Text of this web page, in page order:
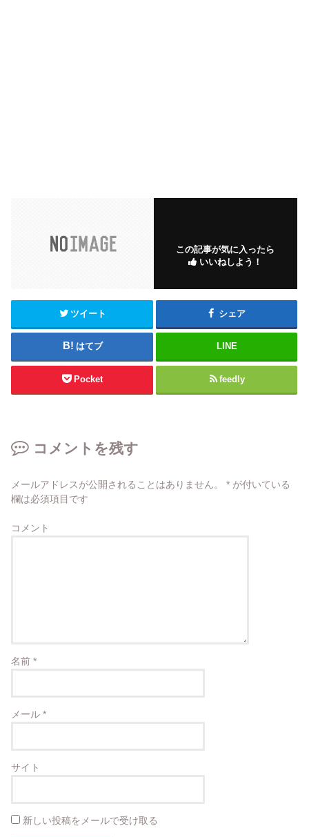
この記事が気に入ったら
いいねしよう！
ツイート シェア
はてブ LINE
Pocket feedly
コメントを残す
メールアドレスが公開されることはありません。 * が付いている
欄は必須項目です
コメント
名前*
メール*
サイト
新しい投稿をメールで受け取る